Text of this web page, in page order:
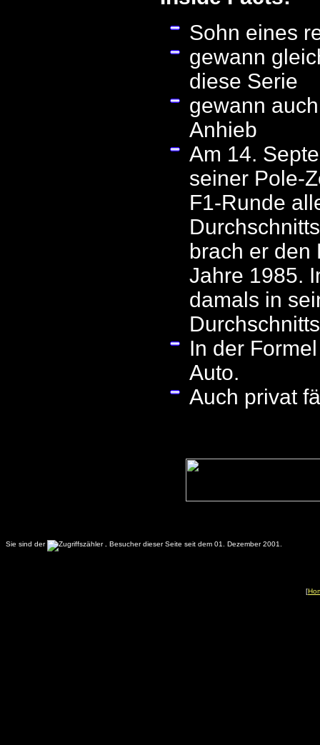
Sohn eines
gewann
diese Serie
gewann
Anhieb
Am 14.
seiner Pole-
F1-Runde
brach er den
Jahre 1985.
damals in
In der
Auto.
Auch privat
Sie sind der . Besucher dieser Seite seit dem 01. Dezember 2001.
[